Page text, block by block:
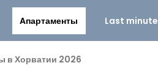
Aпартаменты Last minute
в Хорватии 2026